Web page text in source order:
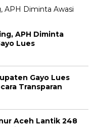
APH Diminta
Lues
Gayo Lues
Transparan
Aceh Lantik 248